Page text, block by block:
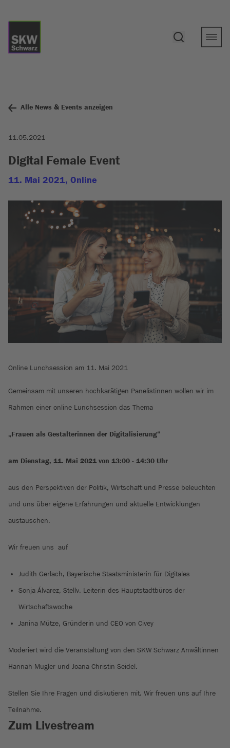
Alle News & Events anzeigen
11.05.2021
Digital Female Event
11. Mai 2021, Online
Online Lunchsession am 11. Mai 2021
Gemeinsam mit unseren hochkarätigen Panelistinnen wollen wir im
Rahmen einer online Lunchsession das Thema
„Frauen als Gestalterinnen der Digitalisierung“
am Dienstag, 11. Mai 2021 von 13:00 - 14:30 Uhr
aus den Perspektiven der Politik, Wirtschaft und Presse beleuchten
und uns über eigene Erfahrungen und aktuelle Entwicklungen
austauschen.
Wir freuen uns auf
Judith Gerlach, Bayerische Staatsministerin für Digitales
Sonja Álvarez, Stellv. Leiterin des Hauptstadtbüros der
Wirtschaftswoche
Janina Mütze, Gründerin und CEO von Civey
Moderiert wird die Veranstaltung von den SKW Schwarz Anwältinnen
Hannah Mugler und Joana Christin Seidel.
Stellen Sie Ihre Fragen und diskutieren mit. Wir freuen uns auf Ihre
Teilnahme.
Zum Livestream